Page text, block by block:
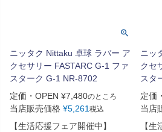
ニッタク Nittaku 卓球 ラバー ア
クセサリー FASTARC G-1 ファ
スターク G-1 NR-8702
定価・OPEN ¥7,480のところ
当店販売価格 ¥5,261 税込
【生活応援フェア開催中】
ニッ
クセ
スタ
定価
当店
【